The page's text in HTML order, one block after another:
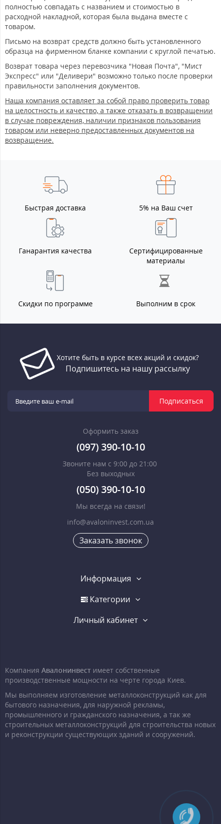
полностью совпадать с названием и стоимостью в
расходной накладной, которая была выдана вместе с
товаром.
Письмо на возврат средств должно быть установленного
образца на фирменном бланке компании с круглой печатью.
Возврат товара через перевозчика "Новая Почта", "Мист
Экспресс" или "Деливери" возможно только после проверки
правильности заполнения документов.
Наша компания оставляет за собой право проверить товар
на целостность и качество, а также отказать в возвращении
в случае повреждения, наличии признаков пользования
товаром или неверно предоставленных документов на
возвращение.
Быстрая доставка 5% на Ваш счет
Ганарантия качества
Сертифицированные
материалы
Скидки по программе Выполним в срок
Хотите быть в курсе всех акций и скидок?
Подпишитесь на нашу рассылку
Подписаться
Оформить заказ
(097) 390-10-10
Звоните нам с 9:00 до 21:00
Без выходных
(050) 390-10-10
Мы всегда на связи!
info@avaloninvest.com.ua
Заказать звонок
Информация
Категории
Личный кабинет
Компания Авалонинвест имеет собственные
производственные мощности на черте города Киев.
Мы выполняем изготовление металлоконструкций как для
бытового назначения, для наружной рекламы,
промышленного и гражданского назначения, а так же
строительных металлоконструкций для строительства новых
и реконструкции существующих зданий и сооружений.